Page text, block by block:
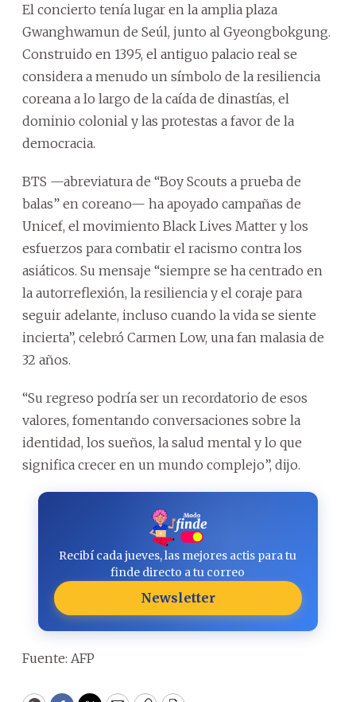
El concierto tenía lugar en la amplia plaza
Gwanghwamun de Seúl, junto al Gyeongbokgung.
Construido en 1395, el antiguo palacio real se
considera a menudo un símbolo de la resiliencia
coreana a lo largo de la caída de dinastías, el
dominio colonial y las protestas a favor de la
democracia.
BTS —abreviatura de “Boy Scouts a prueba de
balas” en coreano— ha apoyado campañas de
Unicef, el movimiento Black Lives Matter y los
esfuerzos para combatir el racismo contra los
asiáticos. Su mensaje “siempre se ha centrado en
la autorreflexión, la resiliencia y el coraje para
seguir adelante, incluso cuando la vida se siente
incierta”, celebró Carmen Low, una fan malasia de
32 años.
“Su regreso podría ser un recordatorio de esos
valores, fomentando conversaciones sobre la
identidad, los sueños, la salud mental y lo que
significa crecer en un mundo complejo”, dijo.
Recibí cada jueves, las mejores actis para tu
finde directo a tu correo
Newsletter
Fuente: AFP